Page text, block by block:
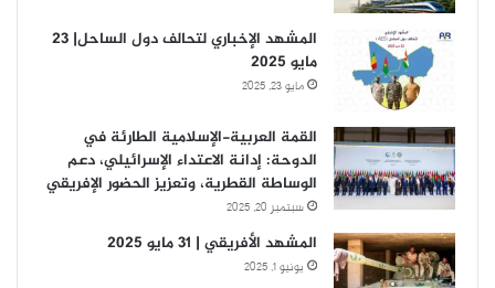
المشهد الإخباري لتحالف دول الساحل| 23
مايو 2025
مايو 23, 2025
القمة العربية-الإسلامية الطارئة في
الدوحة: إدانة الاعتداء الإسرائيلي، دعم
الوساطة القطرية، وتعزيز الحضور الإفريقي
سبتمبر 20, 2025
المشهد الأفريقي | 31 مايو 2025
يونيو 1, 2025